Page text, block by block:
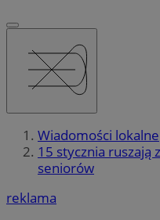
Wiadomości lokalne
15 stycznia ruszają
seniorów
reklama